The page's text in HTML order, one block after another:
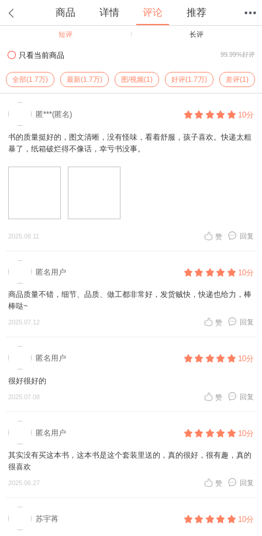
商品 详情 评论 推荐
短评 长评
只看当前商品 99.99%好评
全部(1.7万) 最新(1.7万) 图/视频(1) 好评(1.7万) 差评(1)
匿***(匿名) 10分
书的质量挺好的，图文清晰，没有怪味，看着舒服，孩子喜欢。快递太粗
暴了，纸箱破烂得不像话，幸亏书没事。
2025.08.11 回复
赞
匿名用户 10分
商品质量不错，细节、品质、做工都非常好，发货贼快，快递也给力，棒
棒哒~
2025.07.12 回复
赞
匿名用户 10分
很好很好的
2025.07.08 回复
赞
匿名用户 10分
其实没有买这本书，这本书是这个套装里送的，真的很好，很有趣，真的
很喜欢
2025.06.27 回复
赞
苏宇苒 10分